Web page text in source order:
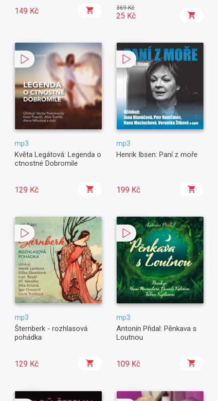
149 Kč 369 Kč
25 Kč
mp3
Květa Legátová: Legenda o
ctnostné Dobromile
129 Kč
mp3
Henrik Ibsen: Paní z moře
199 Kč
mp3
Šternberk - rozhlasová
pohádka
129 Kč
mp3
Antonín Přidal: Pěnkava s
Loutnou
109 Kč